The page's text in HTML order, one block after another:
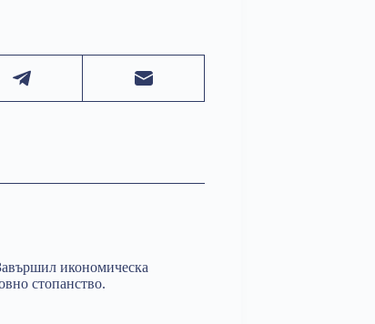
икономическа
стопанство.